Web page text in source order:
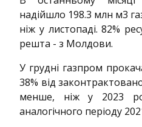
надійшло 198.3 млн м3
ніж у листопаді. 82%
решта - з Молдови.
У грудні газпром
38% від
менше, ніж у 2023
аналогічного періоду